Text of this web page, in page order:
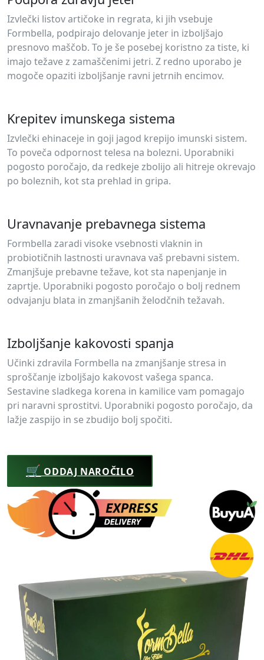
Izvlečki listov artičoke in regrata, ki jih vsebuje
Formbella, podpirajo delovanje jeter in izboljšajo
presnovo maščob. To je še posebej koristno za tiste, ki
imajo težave z zamaščenimi jetri. Z redno uporabo je
mogoče opaziti izboljšanje ravni jetrnih encimov.
Krepitev imunskega sistema
Izvlečki ehinaceje in goji jagod krepijo imunski sistem.
To poveča odpornost telesa na bolezni. Uporabniki
pogosto poročajo, da redkeje zbolijo ali hitreje okrevajo
po boleznih, kot sta prehlad in gripa.
Uravnavanje prebavnega sistema
Formbella zaradi visoke vsebnosti vlaknin in
probiotičnih lastnosti uravnava vaš prebavni sistem.
Zmanjšuje prebavne težave, kot sta napenjanje in
zaprtje. Uporabniki pogosto poročajo o bolj rednem
odvajanju blata in zmanjšanih želodčnih težavah.
Izboljšanje kakovosti spanja
Učinki zdravila Formbella na zmanjšanje stresa in
sproščanje izboljšajo kakovost vašega spanca.
Sestavine sladkega korena in kamilice vam pomagajo
pri naravni sprostitvi. Uporabniki pogosto poročajo, da
lažje zaspijo in se zbudijo bolj spočiti.
🛒 ODDAJ NAROČILO